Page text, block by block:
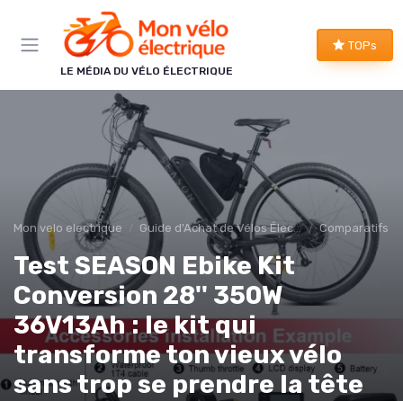
LE MÉDIA DU VÉLO ÉLECTRIQUE
TOPs
Mon velo electrique Guide d'Achat de Vélos Électriques Comparatifs
Test SEASON Ebike Kit
Conversion 28'' 350W
36V13Ah : le kit qui
transforme ton vieux vélo
sans trop se prendre la tête
Panneau de gestion des cookies